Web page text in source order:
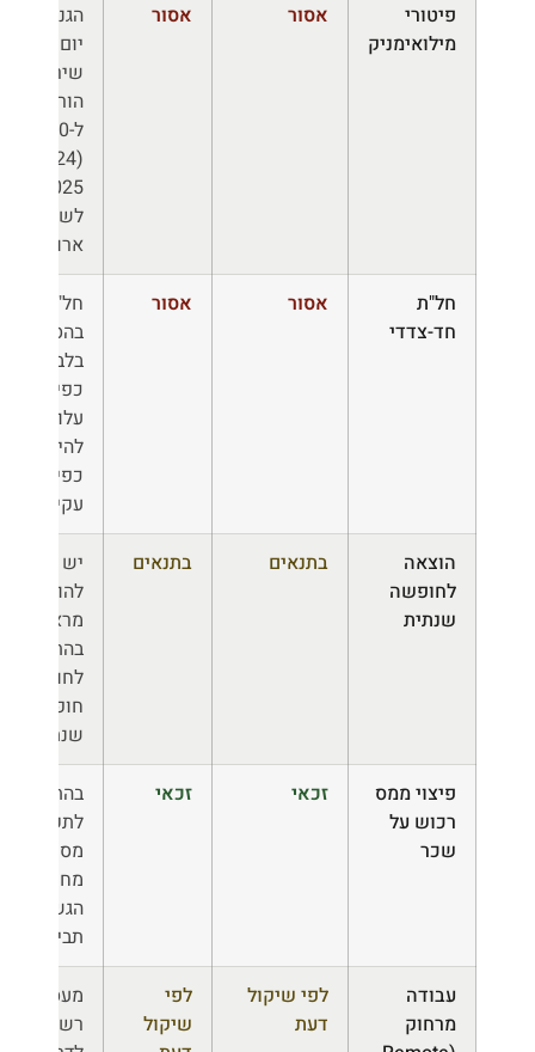
פיטורי
מילואימניק
אסור אסור
יום לאחר
שירות;
הורחבה
לשירותים
ארוכים
חל"ת
חד-צדדי
אסור אסור
חל"ת
בהסכמה
בלבד;
כפייה
עלולה
להיחשב
כפיטורים
עקיפים
הוצאה
לחופשה
שנתית
בתנאים בתנאים
יש
להודיע
מראש
בהתאם
לחוק
חופשה
שנתית
פיצוי ממס
רכוש על
שכר
זכאי זכאי
בהתאם
לתקנות
מס רכוש;
מחייב
הגשת
תביעה
עבודה
מרחוק
לפי שיקול
דעת
לפי
שיקול
מעסיק
רשאי